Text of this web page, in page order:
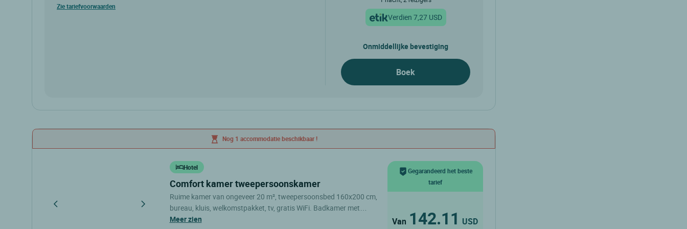
Zie tariefvoorwaarden
Verdien 7,27 USD
Onmiddellijke bevestiging
Boek
Nog 1 accommodatie beschikbaar !
Hotel
comfort kamer tweepersoonskamer
Ruime kamer van ongeveer 20 m², tweepersoonsbed 160x200 cm,
bureau, kluis, welkomstpakket, tv, gratis WiFi. Badkamer met
douche en haardroger. Toegang tot zwembad, jacuzzi en
meer zien
Gegarandeerd het beste
tarief
Van 142.11 USD